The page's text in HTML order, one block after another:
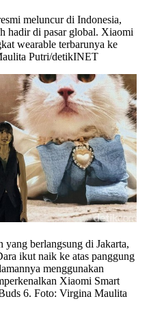
meluncur di Indonesia,
hadir di pasar global. Xiaomi
wearable terbarunya ke
Putri/detikINET
yang berlangsung di Jakarta,
ikut naik ke atas panggung
menggunakan
Xiaomi Smart
6. Foto: Virgina Maulita